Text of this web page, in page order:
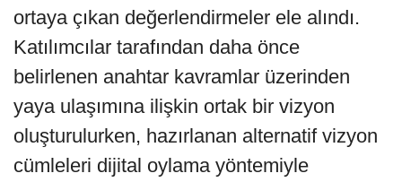
ortaya çıkan değerlendirmeler ele alındı.
Katılımcılar tarafından daha önce
belirlenen anahtar kavramlar üzerinden
yaya ulaşımına ilişkin ortak bir vizyon
oluşturulurken, hazırlanan alternatif vizyon
cümleleri dijital oylama yöntemiyle